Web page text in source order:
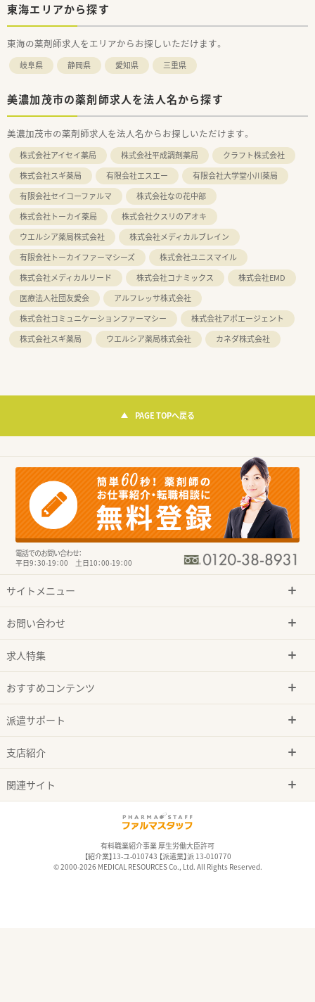
東海エリアから探す
東海の薬剤師求人をエリアからお探しいただけます。
岐阜県 静岡県 愛知県 三重県
美濃加茂市の薬剤師求人を法人名から探す
美濃加茂市の薬剤師求人を法人名からお探しいただけます。
株式会社アイセイ薬局 株式会社平成調剤薬局
クラフト株式会社
株式会社スギ薬局
有限会社エスエー
有限会社大学堂小川薬局
有限会社セイコーファルマ
株式会社なの花中部
株式会社トーカイ薬局
株式会社クスリのアオキ
ウエルシア薬局株式会社
株式会社メディカルブレイン
有限会社トーカイファーマシーズ
株式会社ユニスマイル
株式会社メディカルリード
株式会社コナミックス
株式会社EMD
医療法人社団友愛会
アルフレッサ株式会社
株式会社コミュニケーションファーマシー
株式会社アポエージェント
株式会社スギ薬局
ウエルシア薬局株式会社 カネダ株式会社
PAGE TOPへ戻る
電話でのお問い合わせ：
平日9：30-19：00 土日10：00-19：00
サイトメニュー
お問い合わせ
求人特集
おすすめコンテンツ
派遣サポート
支店紹介
関連サイト
有料職業紹介事業 厚生労働大臣許可
【紹介業】13-ユ-010743 【派遣業】派 13-010770
© 2000-2026 MEDICAL RESOURCES Co., Ltd. All Rights Reserved.